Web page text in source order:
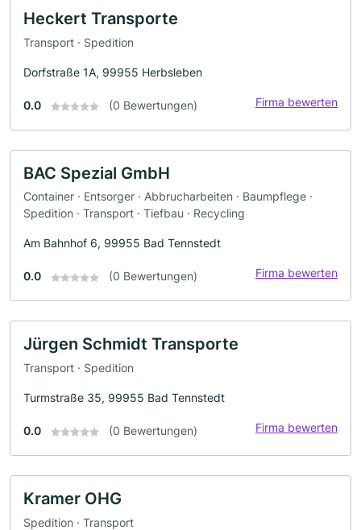
Heckert Transporte
Transport · Spedition
Dorfstraße 1A, 99955 Herbsleben
0.0 (0 Bewertungen) Firma bewerten
BAC Spezial GmbH
Container · Entsorger · Abbrucharbeiten · Baumpflege ·
Spedition · Transport · Tiefbau · Recycling
Am Bahnhof 6, 99955 Bad Tennstedt
0.0 (0 Bewertungen) Firma bewerten
Jürgen Schmidt Transporte
Transport · Spedition
Turmstraße 35, 99955 Bad Tennstedt
0.0 (0 Bewertungen) Firma bewerten
Kramer OHG
Spedition · Transport